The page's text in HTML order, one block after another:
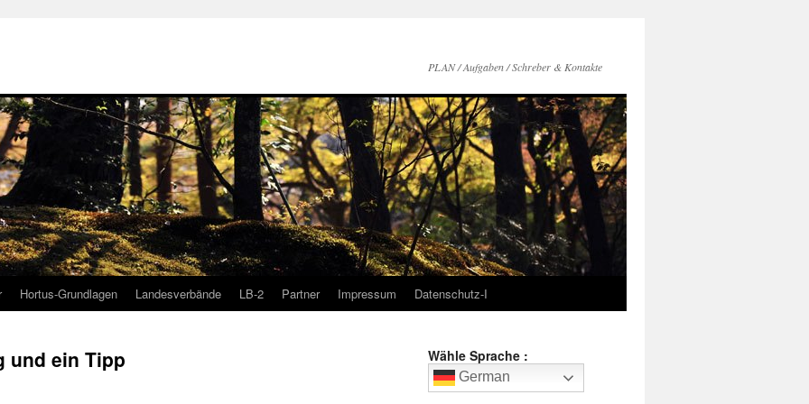
PLAN / Aufgaben / Schreber & Kontakte
Hortus-Grundlagen Landesverbände LB-2 Partner Impressum Datenschutz-I
und ein Tipp Wähle Sprache :
German